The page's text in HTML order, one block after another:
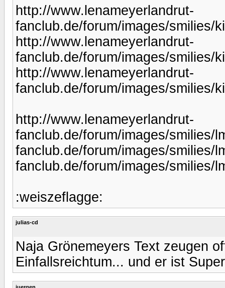
http://www.lenameyerlandrut-
fanclub.de/forum/images/smilies/
http://www.lenameyerlandrut-
fanclub.de/forum/images/smilies/
http://www.lenameyerlandrut-
fanclub.de/forum/images/smilies/
http://www.lenameyerlandrut-
fanclub.de/forum/images/smilies/
fanclub.de/forum/images/smilies/
fanclub.de/forum/images/smilies/
:weiszeflagge:
julias-cd
Naja Grönemeyers Text zeugen
Einfallsreichtum... und er ist